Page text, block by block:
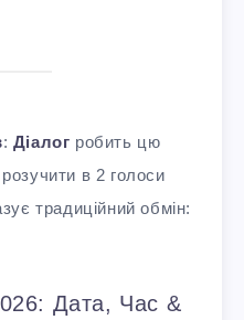
: Діалог робить цю
в 2 голоси
традиційний обмін:
Дата, Час &